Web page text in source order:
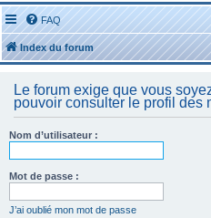
FAQ
Index du forum
Le forum exige que vous
pouvoir consulter le profil des
Nom d’utilisateur :
Mot de passe :
J’ai oublié mon mot de passe